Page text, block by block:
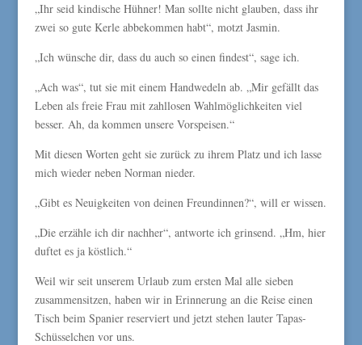
„Ihr seid kindische Hühner! Man sollte nicht glauben, dass ihr
zwei so gute Kerle abbekommen habt“, motzt Jasmin.
„Ich wünsche dir, dass du auch so einen findest“, sage ich.
„Ach was“, tut sie mit einem Handwedeln ab. „Mir gefällt das
Leben als freie Frau mit zahllosen Wahlmöglichkeiten viel
besser. Ah, da kommen unsere Vorspeisen.“
Mit diesen Worten geht sie zurück zu ihrem Platz und ich lasse
mich wieder neben Norman nieder.
„Gibt es Neuigkeiten von deinen Freundinnen?“, will er wissen.
„Die erzähle ich dir nachher“, antworte ich grinsend. „Hm, hier
duftet es ja köstlich.“
Weil wir seit unserem Urlaub zum ersten Mal alle sieben
zusammensitzen, haben wir in Erinnerung an die Reise einen
Tisch beim Spanier reserviert und jetzt stehen lauter Tapas-
Schüsselchen vor uns.